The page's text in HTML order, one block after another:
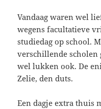
Vandaag waren wel
wegens facultatieve
studiedag op school.
verschillende scholen
wel lukken ook. De
Zelie, den duts.
Een dagje extra thuis